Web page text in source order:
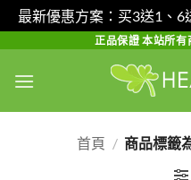
最新優惠方案：买3送1、6
content
正品保證 本站所
首頁 / 商品標籤